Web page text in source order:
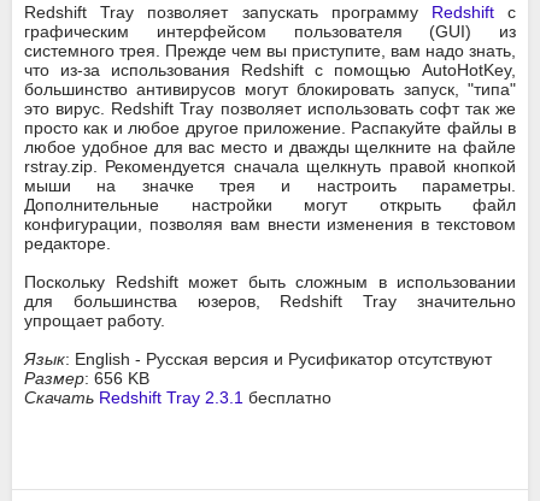
Redshift Tray позволяет запускать программу Redshiftс
графическим интерфейсом пользователя (GUI) из
системного трея. Прежде чем вы приступите, вам надо знать,
что из-за использования Redshift с помощью AutoHotKey,
большинство антивирусов могут блокировать запуск, "типа"
это вирус. Redshift Tray позволяет использовать софт так же
просто как и любое другое приложение. Распакуйте файлы в
любое удобное для вас место и дважды щелкните на файле
rstray.zip. Рекомендуется сначала щелкнуть правой кнопкой
мыши на значке трея и настроить параметры.
Дополнительные настройки могут открыть файл
конфигурации, позволяя вам внести изменения в текстовом
редакторе.
Поскольку Redshift может быть сложным в использовании
для большинства юзеров, Redshift Tray значительно
упрощает работу.
Язык: English - Русская версия и Русификатор отсутствуют
Размер: 656 KB
Скачать Redshift Tray 2.3.1 бесплатно